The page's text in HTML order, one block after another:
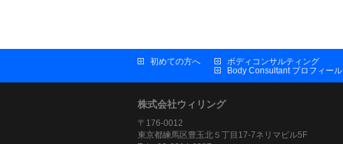
初めての方へ
ボディコンサルティング
Body Consultant プロフィール
株式会社ウィリング
〒176-0012
東京都練馬区豊玉北５丁目17-7ネリマビル5F